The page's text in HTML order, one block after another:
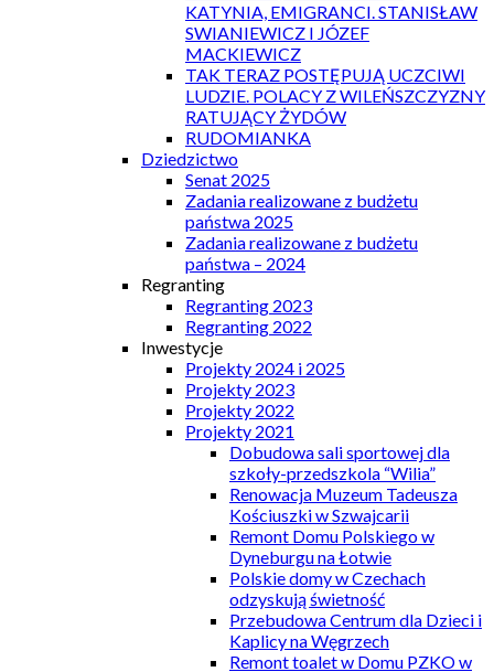
KATYNIA, EMIGRANCI. STANISŁAW
SWIANIEWICZ I JÓZEF
MACKIEWICZ
TAK TERAZ POSTĘPUJĄ UCZCIWI
LUDZIE. POLACY Z WILEŃSZCZYZNY
RATUJĄCY ŻYDÓW
RUDOMIANKA
Dziedzictwo
Senat 2025
Zadania realizowane z budżetu
państwa 2025
Zadania realizowane z budżetu
państwa – 2024
Regranting
Regranting 2023
Regranting 2022
Inwestycje
Projekty 2024 i 2025
Projekty 2023
Projekty 2022
Projekty 2021
Dobudowa sali sportowej dla
szkoły-przedszkola “Wilia”
Renowacja Muzeum Tadeusza
Kościuszki w Szwajcarii
Remont Domu Polskiego w
Dyneburgu na Łotwie
Polskie domy w Czechach
odzyskują świetność
Przebudowa Centrum dla Dzieci i
Kaplicy na Węgrzech
Remont toalet w Domu PZKO w